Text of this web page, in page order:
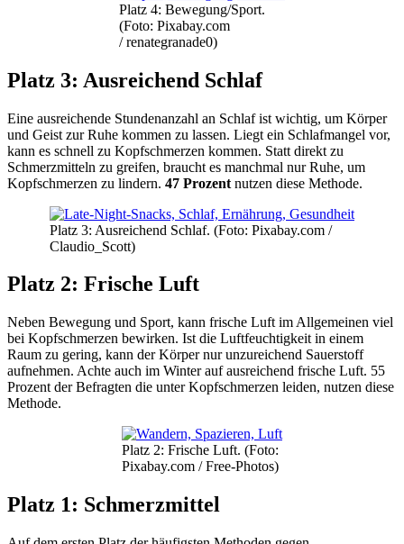
Platz 4: Bewegung/Sport.
(Foto: Pixabay.com
/ renategranade0)
Platz 3: Ausreichend Schlaf
Eine ausreichende Stundenanzahl an Schlaf ist wichtig, um Körper
und Geist zur Ruhe kommen zu lassen. Liegt ein Schlafmangel vor,
kann es schnell zu Kopfschmerzen kommen. Statt direkt zu
Schmerzmitteln zu greifen, braucht es manchmal nur Ruhe, um
Kopfschmerzen zu lindern. 47 Prozent nutzen diese Methode.
Platz 3: Ausreichend Schlaf. (Foto: Pixabay.com /
Claudio_Scott)
Platz 2: Frische Luft
Neben Bewegung und Sport, kann frische Luft im Allgemeinen viel
bei Kopfschmerzen bewirken. Ist die Luftfeuchtigkeit in einem
Raum zu gering, kann der Körper nur unzureichend Sauerstoff
aufnehmen. Achte auch im Winter auf ausreichend frische Luft. 55
Prozent der Befragten die unter Kopfschmerzen leiden, nutzen diese
Methode.
Platz 2: Frische Luft. (Foto:
Pixabay.com / Free-Photos)
Platz 1: Schmerzmittel